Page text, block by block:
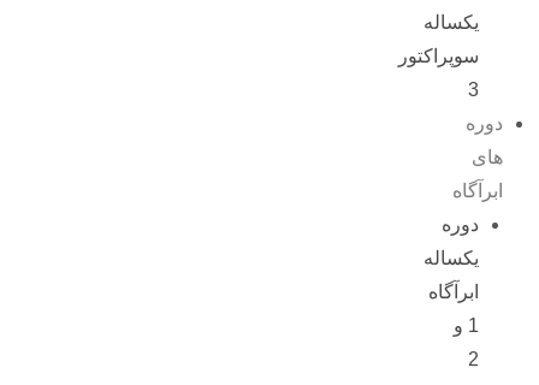
یکساله
سوپراکتور
3
دوره
های
ابرآگاه
دوره
یکساله
ابرآگاه
1 و
2